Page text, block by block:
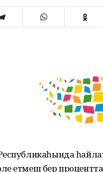
етмеш бер